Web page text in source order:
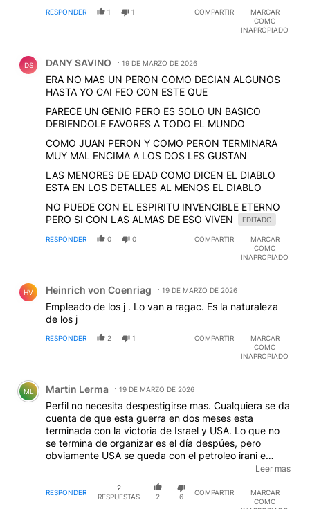
RESPONDER 1 1 COMPARTIR
MARCAR
COMO
INAPROPIADO
DS DANY SAVINO 19 DE MARZO DE 2026
ERA NO MAS UN PERON COMO DECIAN ALGUNOS
HASTA YO CAI FEO CON ESTE QUE
PARECE UN GENIO PERO ES SOLO UN BASICO
DEBIENDOLE FAVORES A TODO EL MUNDO
COMO JUAN PERON Y COMO PERON TERMINARA
MUY MAL ENCIMA A LOS DOS LES GUSTAN
LAS MENORES DE EDAD COMO DICEN EL DIABLO
ESTA EN LOS DETALLES AL MENOS EL DIABLO
NO PUEDE CON EL ESPIRITU INVENCIBLE ETERNO
PERO SI CON LAS ALMAS DE ESO VIVEN
EDITADO
RESPONDER 0 0 COMPARTIR
MARCAR
COMO
INAPROPIADO
HV Heinrich von Coenriag 19 DE MARZO DE 2026
Empleado de los j . Lo van a ragac. Es la naturaleza
de los j
RESPONDER 2 1 COMPARTIR
MARCAR
COMO
INAPROPIADO
Comentario de Martin Lerma.
ML Martin Lerma 19 DE MARZO DE 2026
Perfil no necesita despestigirse mas. Cualquiera se da
cuenta de que esta guerra en dos meses esta
terminada con la victoria de Israel y USA. Lo que no
se termina de organizar es el día despúes, pero
obviamente USA se queda con el petroleo irani e
tendran mas remedio que ser gobernados por Israel
porque despues de su apoyo a los ayatolas, todos los
Leer mas
RESPONDER
2
RESPUESTAS
2 6
COMPARTIR
MARCAR
COMO